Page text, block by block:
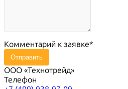
Комментарий к заявке
Отправить
ООО «Технотрейд»
Телефон